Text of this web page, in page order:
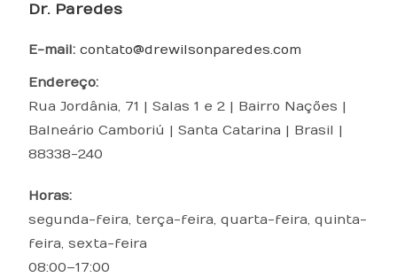
Dr. Paredes
E-mail: contato@drewilsonparedes.com
Endereço:
Rua Jordânia, 71 | Salas 1 e 2 | Bairro Nações |
Balneário Camboriú |Santa Catarina | Brasil |
88338-240
Horas:
segunda-feira, terça-feira, quarta-feira, quinta-
feira, sexta-feira
08:00–17:00